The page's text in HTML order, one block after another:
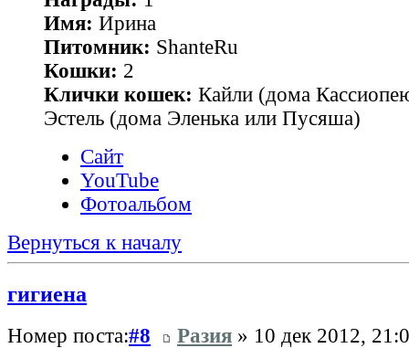
Имя: Ирина
Питомник: ShanteRu
Кошки: 2
Клички кошек: Кайли (дома
Эстель (дома Эленька или Пусяша)
Сайт
YouTube
Фотоальбом
Вернуться к началу
гигиена
Номер поста:#8 Разия » 10 дек 2012,